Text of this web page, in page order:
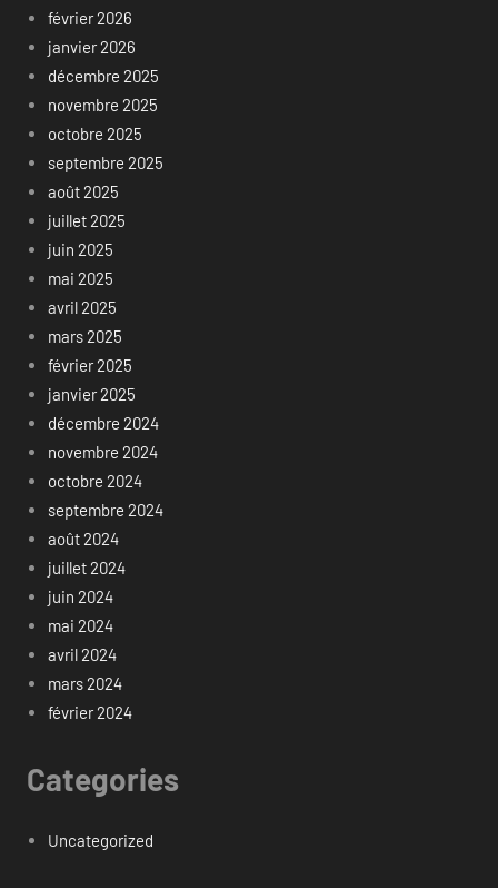
février 2026
janvier 2026
décembre 2025
novembre 2025
octobre 2025
septembre 2025
août 2025
juillet 2025
juin 2025
mai 2025
avril 2025
mars 2025
février 2025
janvier 2025
décembre 2024
novembre 2024
octobre 2024
septembre 2024
août 2024
juillet 2024
juin 2024
mai 2024
avril 2024
mars 2024
février 2024
Categories
Uncategorized